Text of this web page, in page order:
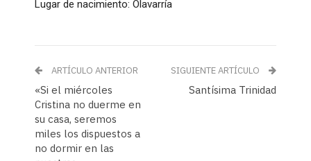
Lugar de nacimiento: Olavarría
ARTÍCULO ANTERIOR
«Si el miércoles
Cristina no duerme en
su casa, seremos
miles los dispuestos a
no dormir en las
SIGUIENTE ARTÍCULO
Santísima Trinidad